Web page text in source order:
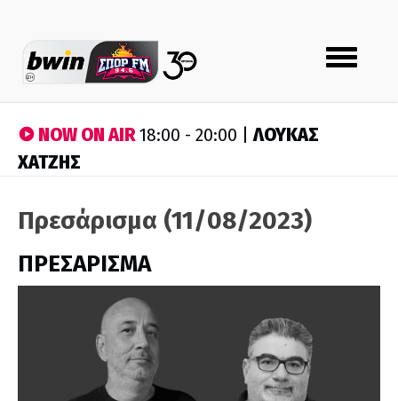
Toggle
navigation
NOW ON AIR18:00 - 20:00 |ΛΟΥΚΑΣ
ΧΑΤΖΗΣ
Πρεσάρισμα (11/08/2023)
ΠΡΕΣΑΡΙΣΜΑ